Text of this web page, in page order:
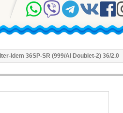
Idem 36SP-SR (999/Al Doublet-2) 36/2.0